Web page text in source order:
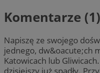
Komentarze (1)
Napiszę ze swojego
jednego, dw&oacute;ch
Katowicach lub